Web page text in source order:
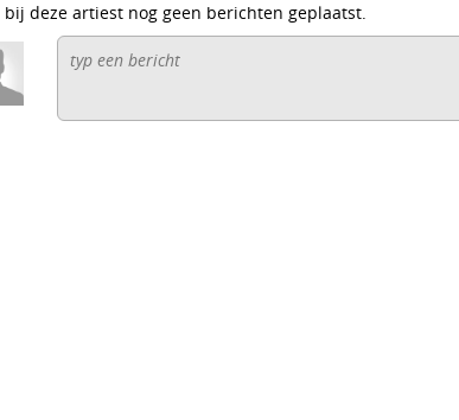
bij deze artiest nog geen berichten geplaatst.